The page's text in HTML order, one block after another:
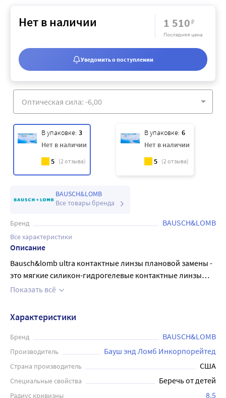
В упаковке: 3
Нет в наличии
5 (2отзыва)
В упаковке: 6
Нет в наличии
5 (2отзыва)
BAUSCH&LOMB
Все товары бренда
Бренд BAUSCH&LOMB
Все характеристики
Описание
Bausch&lomb ultra контактные линзы плановой замены -
это мягкие силикон-гидрогелевые контактные линзы
предназначены для оптической коррекции зрения лиц,
степенью астигматизма, не влияющей на качество
зрения. Базовая кривизна - 8,5 мм Диаметр - 14,2 мм
Режим замены - ежемесячный (раз в 30 дней). Линзы
следует выбрасывать и заменять новой парой каждый
ценят постоянство и предпочитают линзы плановой
замены: 3 шт в упаковке. Особенность линз заключается
Показать всё
Нет в наличии 1 510₽
Последняя цена
Уведомить о поступлении
Характеристики
Бренд BAUSCH&LOMB
Производитель Бауш энд Ломб Инкорпорейтед
Страна производитель США
Специальные свойства Беречь от детей
Радиус кривизны 8.5